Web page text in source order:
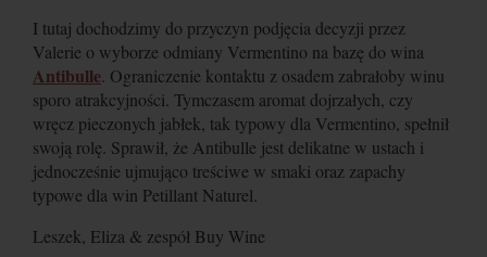
I tutaj dochodzimy do przyczyn podjęcia decyzji przez
Valerie o wyborze odmiany Vermentino na bazę do wina
Antibulle . Ograniczenie kontaktu z osadem zabrałoby winu
sporo atrakcyjności. Tymczasem aromat dojrzałych, czy
wręcz pieczonych jabłek, tak typowy dla Vermentino, spełnił
swoją rolę. Sprawił, że Antibulle jest delikatne w ustach i
jednocześnie ujmująco treściwe w smaki oraz zapachy
typowe dla win Petillant Naturel.
Leszek, Eliza & zespół Buy Wine